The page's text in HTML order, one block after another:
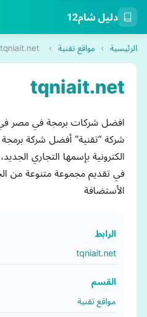
دليل شام12
الرئيسية › مواقع تقنية ›
tqniait.net
tqniait.net
شركة “تقنية” أفضل شركة
الكترونية بإسمها التجاري
في تقديم مجموعة متنوعة من
الأستضافة
الرابط
tqniait.net
القسم
مواقع تقنية